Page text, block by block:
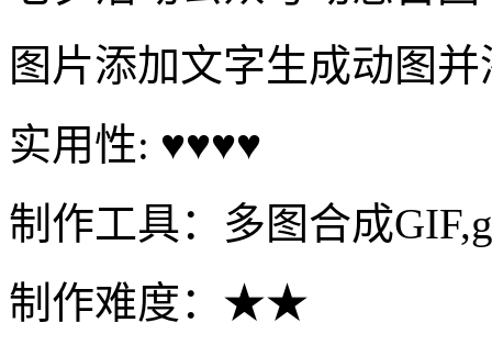
图片添加文字生成动图
实用性: ♥♥♥♥
制作工具：多图合成
制作难度：★★